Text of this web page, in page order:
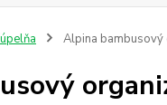
Alpina